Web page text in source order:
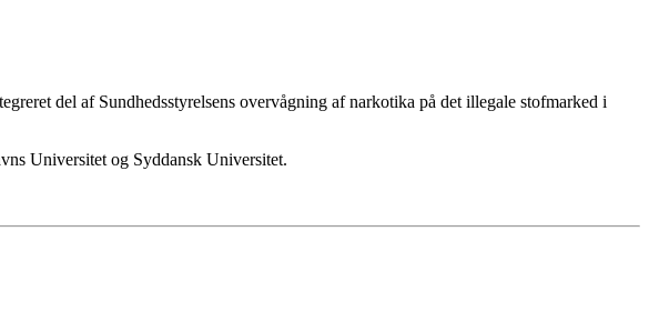
del af Sundhedsstyrelsens overvågning af narkotika på det illegale stofmarked i
Universitet og Syddansk Universitet.